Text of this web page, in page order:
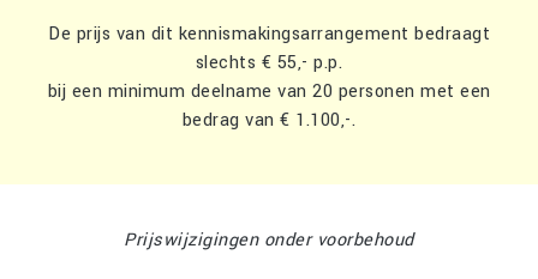
De prijs van dit kennismakingsarrangement bedraagt
slechts € 55,- p.p.
bij een minimum deelname van 20 personen met een
bedrag van € 1.100,-.
Prijswijzigingen onder voorbehoud